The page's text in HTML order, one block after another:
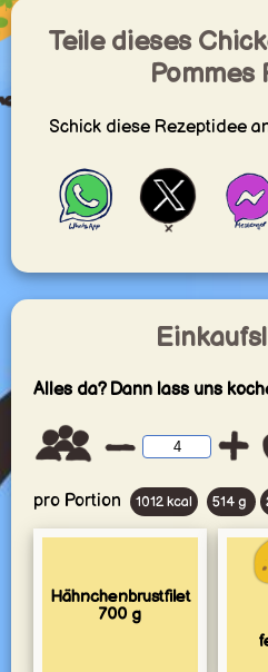
Teile dieses
Pommes
Schick diese Rezeptidee
Alles da? Dann lass uns
pro Portion 1012 kcal 514 g
Hähnchenbrustfilet
700 g